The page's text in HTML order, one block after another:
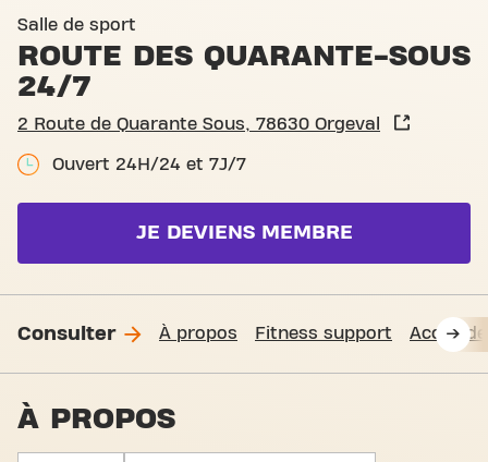
Salle de sport
ROUTE DES QUARANTE-SOUS
24/7
2 Route de Quarante Sous, 78630 Orgeval
Ouvert 24H/24 et 7J/7
JE DEVIENS MEMBRE
Consulter À propos Fitness support Accès
À PROPOS